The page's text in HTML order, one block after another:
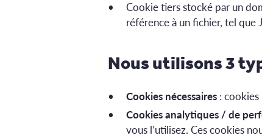
Cookie tiers stocké par un
référence à un fichier, tel que
Nous utilisons 3
Cookies nécessaires :
Cookies analytiques / de
vous l’utilisez. Ces cookies